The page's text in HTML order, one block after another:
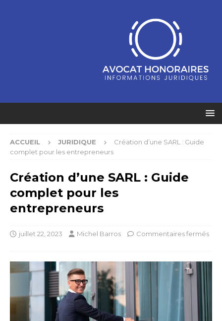
ACCUEIL JURIDIQUE
Création d’une SARL : Guide
complet pour les entrepreneurs
Création d’une SARL : Guide
complet pour les
entrepreneurs
juillet 22, 2023 Michel Barros Commentaires fermés